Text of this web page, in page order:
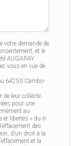
votre demande de
et le
AUGARAY.
vous en vue de
64250 Cambo-
de leur collecte
pour une
au
et libertés » du 6
des
d’un droit à la
et la